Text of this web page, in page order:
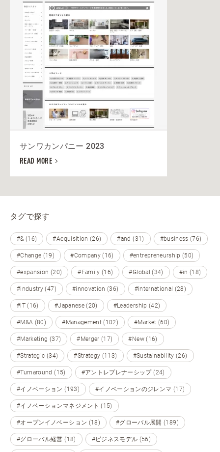
サンワカンパニー 2023
READ MORE
タグで探す
#& (16) #Acquisition (26) #and (31) #business (76)
#Change (19) #Company (16) #entrepreneurship (50)
#expansion (20) #Family (16) #Global (34) #in (18)
#industry (47) #innovation (36) #international (28)
#IT (16) #Japanese (20) #Leadership (42)
#M&A (80) #Management (102) #Market (60)
#Marketing (37) #Merger (17) #New (16)
#Strategic (34) #Strategy (113) #Sustainability (26)
#Turnaround (15) #アントレプレナーシップ (24)
#イノベーション (193) #イノベーションのジレンマ (17)
#イノベーションマネジメント (15)
#オープンイノベーション (18) #グローバル展開 (189)
#グローバル経営 (18) #ビジネスモデル (56)